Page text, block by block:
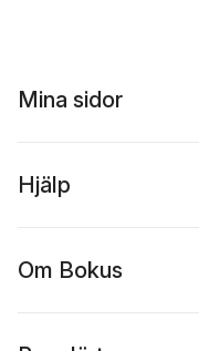
Mina sidor
Hjälp
Om Bokus